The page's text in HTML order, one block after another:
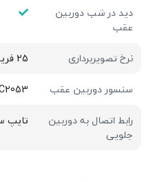
دید در شب دوربین
عقب
نرخ تصویربرداری
25 فریم بر ثانیه
سنسور دوربین عقب
رابط اتصال به دوربین
جلویی
تایپ